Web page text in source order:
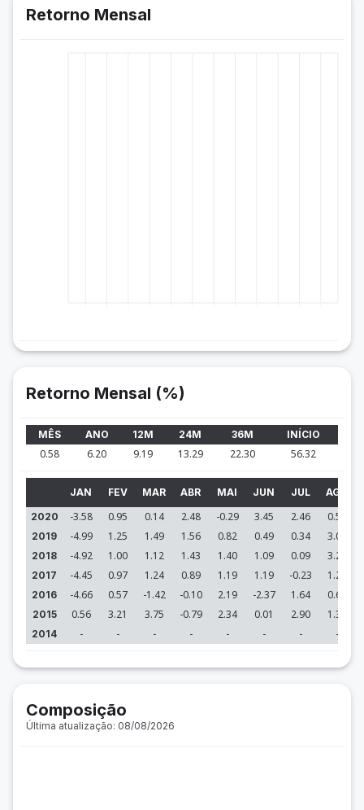
Retorno Mensal
Retorno Mensal (%)
MÊS ANO 12M 24M 36M INÍCIO
0.58 6.20 9.19 13.29 22.30 56.32
JAN FEV MAR ABR MAI JUN JUL AGO
2020
-3.58 0.95 0.14 2.48 -0.29 3.45 2.46 0.58
2019 -4.99 1.25 1.49 1.56 0.82 0.49 0.34 3.09
2018 -4.92 1.00 1.12 1.43 1.40 1.09 0.09 3.24
2017 -4.45 0.97 1.24 0.89 1.19 1.19 -0.23 1.20
2016 -4.66 0.57 -1.42 -0.10 2.19 -2.37 1.64 0.61
2015 0.56 3.21 3.75 -0.79 2.34 0.01 2.90 1.30
2014 - - - - - - - -
Composição
Última atualização: 08/08/2026